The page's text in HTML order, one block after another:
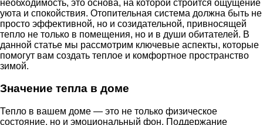
необходимость, это основа, на которой строится ощущение
уюта и спокойствия. Отопительная система должна быть не
просто эффективной, но и созидательной, привносящей
тепло не только в помещения, но и в души обитателей. В
данной статье мы рассмотрим ключевые аспекты, которые
помогут вам создать теплое и комфортное пространство
зимой.
Значение тепла в доме
Тепло в вашем доме — это не только физическое
состояние, но и эмоциональный фон. Поддержание